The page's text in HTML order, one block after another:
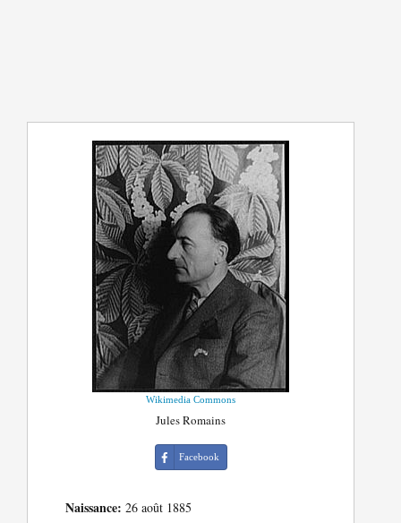
Wikimedia Commons
Jules Romains
Facebook
Naissance: 26 août 1885